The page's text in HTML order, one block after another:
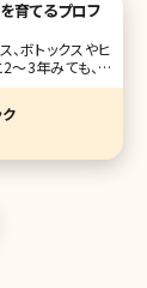
育てるプロフ
ボトックスやヒ
〜3年みても、ど
などユニークな
つひとつ特徴が